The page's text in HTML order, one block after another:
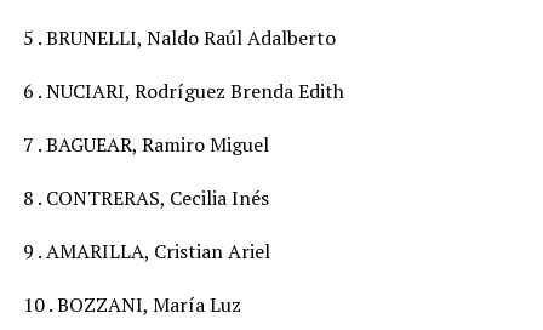
5 . BRUNELLI, Naldo Raúl Adalberto
6 . NUCIARI, Rodríguez Brenda Edith
7 . BAGUEAR, Ramiro Miguel
8 . CONTRERAS, Cecilia Inés
9 . AMARILLA, Cristian Ariel
10 . BOZZANI, María Luz